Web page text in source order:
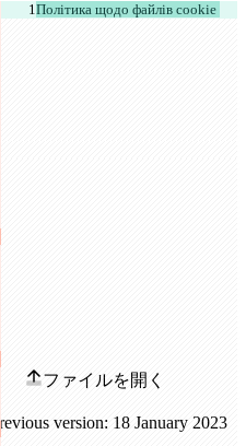
Політика щодо файлів cookie
ファイルを開く